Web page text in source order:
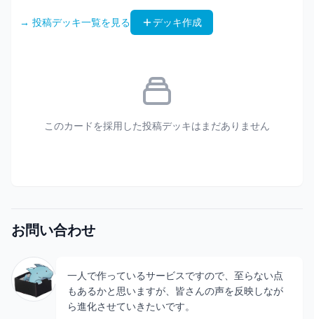
→ 投稿デッキ一覧を見る デッキ作成
このカードを採用した投稿デッキはまだありません
お問い合わせ
一人で作っているサービスですので、至らない点
もあるかと思いますが、皆さんの声を反映しなが
ら進化させていきたいです。